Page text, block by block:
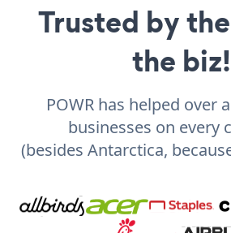
Trusted by
the biz!
POWR has helped over
businesses on every
(besides Antarctica,